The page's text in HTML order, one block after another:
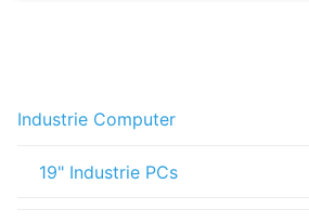
Industrie Computer
19" Industrie PCs